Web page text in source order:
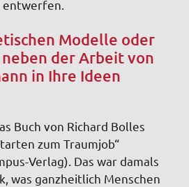
Modelle oder
der Arbeit von
in Ihre Ideen
Buch von Richard Bolles
zum Traumjob“
Verlag). Das war damals
was ganzheitlich Menschen